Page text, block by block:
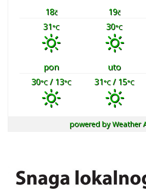
18č 19č
31°C 30°C
pon uto
30°C/ 13°C 31°C/ 15°C
powered byWeather